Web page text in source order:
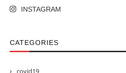
INSTAGRAM
CATEGORIES
covid19